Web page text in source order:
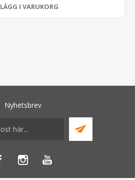
LÄGG I VARUKORG
Nyhetsbrev